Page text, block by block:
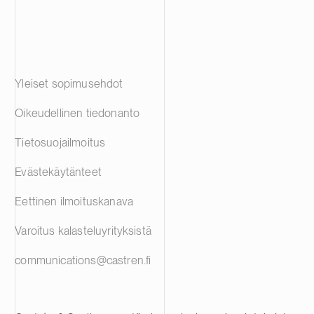
Yleiset sopimusehdot
Oikeudellinen tiedonanto
Tietosuojailmoitus
Evästekäytänteet
Eettinen ilmoituskanava
Varoitus kalasteluyrityksistä
communications@castren.fi